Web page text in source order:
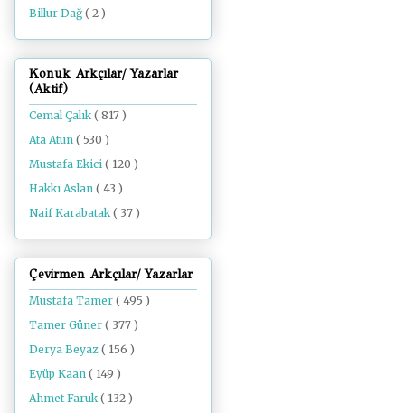
Billur Dağ ( 2 )
Konuk Arkçılar/ Yazarlar
(Aktif)
Cemal Çalık( 817 )
Ata Atun ( 530 )
Mustafa Ekici ( 120 )
Hakkı Aslan ( 43 )
Naif Karabatak( 37 )
Çevirmen Arkçılar/ Yazarlar
Mustafa Tamer ( 495 )
Tamer Güner ( 377 )
Derya Beyaz ( 156 )
Eyüp Kaan ( 149 )
Ahmet Faruk ( 132 )